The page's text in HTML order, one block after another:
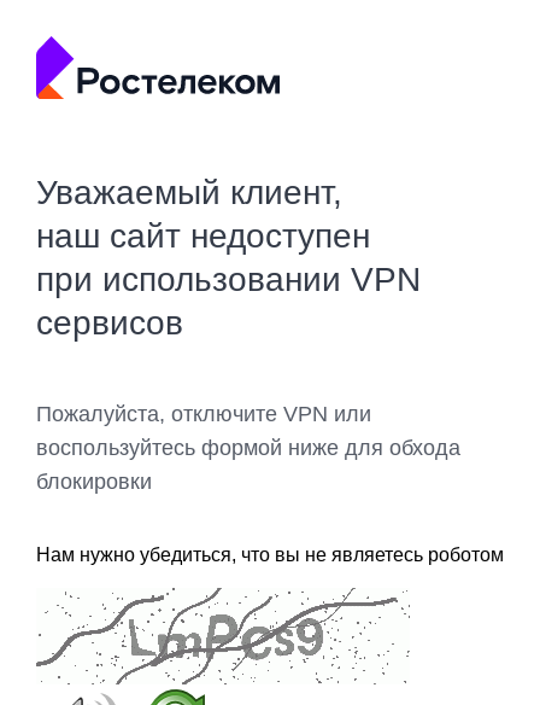
Уважаемый клиент,
наш сайт недоступен
при использовании VPN
сервисов
Пожалуйста, отключите VPN или
воспользуйтесь формой ниже для обхода
блокировки
Нам нужно убедиться, что вы не являетесь роботом